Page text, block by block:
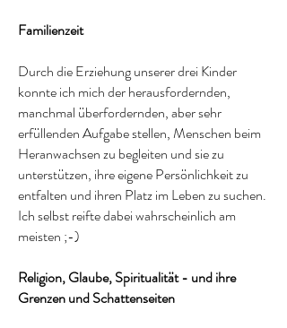
Familienzeit
Durch die Erziehung unserer drei Kinder
konnte ich mich der herausfordernden,
manchmal überfordernden, aber sehr
erfüllenden Aufgabe stellen, Menschen beim
Heranwachsen zu begleiten und sie zu
unterstützen, ihre eigene Persönlichkeit zu
entfalten und ihren Platz im Leben zu suchen.
Ich selbst reifte dabei wahrscheinlich am
meisten ;-)
Religion, Glaube, Spiritualität - und ihre
Grenzen und Schattenseiten